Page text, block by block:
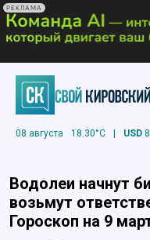
РЕКЛАМА
08 августа 18.30°C | USD
Водолеи начнут
возьмут
Гороскоп на 9